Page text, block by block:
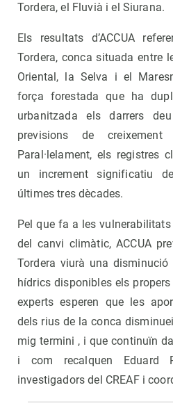
Tordera, el Fluvià i el Siurana.
Els resultats d’ACCUA
Tordera, conca situada entre
Oriental, la Selva i el
força forestada que ha
urbanitzada els darrers
previsions de creixement
Paral·lelament, els registres
un increment significatiu
últimes tres dècades.
Pel que fa a les
del canvi climàtic, ACCUA
Tordera viurà una
hídrics disponibles els
experts esperen que les
dels rius de la conca
mig termini , i que continuïn
i com recalquen Eduard
investigadors del CREAF i